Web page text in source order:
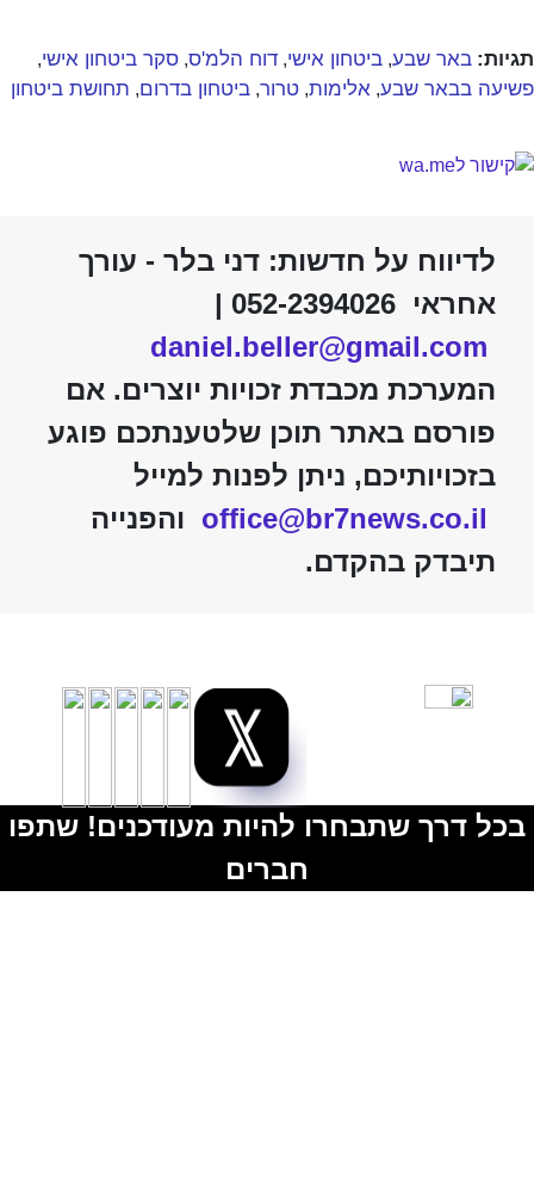
תגיות: באר שבע, ביטחון אישי, דוח הלמ'ס, סקר ביטחון אישי,
פשיעה בבאר שבע, אלימות, טרור, ביטחון בדרום, תחושת ביטחון
לדיווח על חדשות: דני בלר - עורך
אחראי 052-2394026 |
daniel.beller@gmail.com
המערכת מכבדת זכויות יוצרים. אם
פורסם באתר תוכן שלטענתכם פוגע
בזכויותיכם, ניתן לפנות למייל
office@br7news.co.il והפנייה
תיבדק בהקדם.
בכל דרך שתבחרו להיות מעודכנים! שתפו
חברים